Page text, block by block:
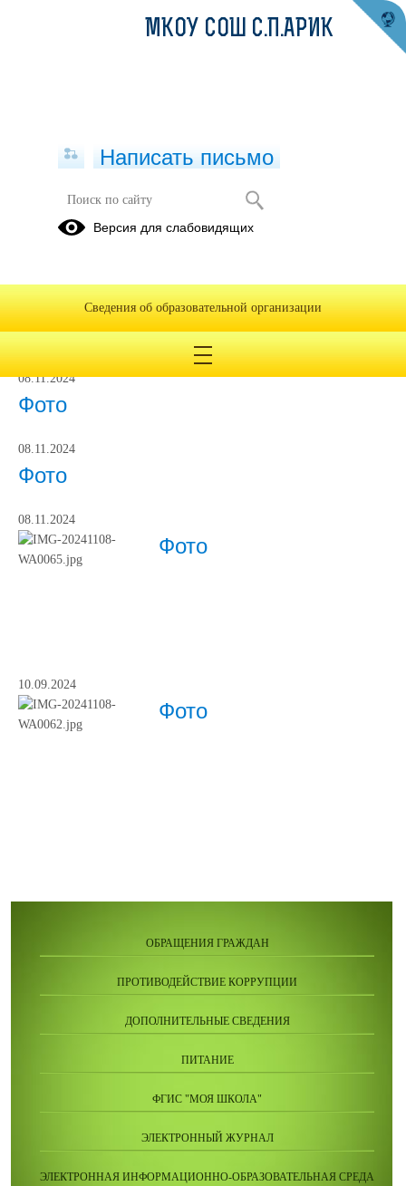
Фото
02.09.2022
08.11.2024
Фото
08.11.2024
Фото
08.11.2024
Фото
10.09.2024
Фото
ОБРАЩЕНИЯ ГРАЖДАН
ПРОТИВОДЕЙСТВИЕ КОРРУПЦИИ
ДОПОЛНИТЕЛЬНЫЕ СВЕДЕНИЯ
ПИТАНИЕ
ФГИС "МОЯ ШКОЛА"
ЭЛЕКТРОННЫЙ ЖУРНАЛ
ЭЛЕКТРОННАЯ ИНФОРМАЦИОННО-ОБРАЗОВАТЕЛЬНАЯ СРЕДА
МКОУ СОШ С.П.АРИК
Написать письмо
Версия для слабовидящих
Сведения об образовательной организации